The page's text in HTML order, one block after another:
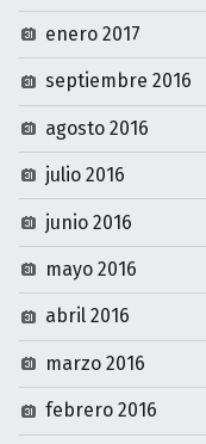
enero 2017
septiembre 2016
agosto 2016
julio 2016
junio 2016
mayo 2016
abril 2016
marzo 2016
febrero 2016